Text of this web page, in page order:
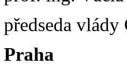
předseda
Praha